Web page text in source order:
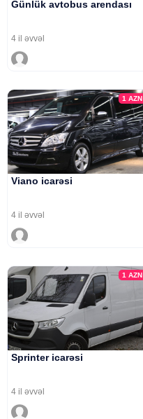
Günlük avtobus arendası
4 il əvvəl
1AZN
Viano icarəsi
4 il əvvəl
1AZN
Sprinter icarəsi
4 il əvvəl